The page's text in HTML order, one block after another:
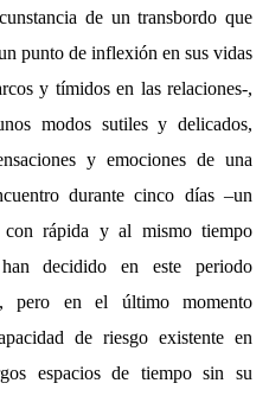
de un transbordo que
punto de inflexión en sus vidas
y tímidos en las relaciones-,
modos sutiles y delicados,
y emociones de una
durante cinco días –un
rápida y al mismo tiempo
decidido en este periodo
pero en el último momento
de riesgo existente en
espacios de tiempo sin su